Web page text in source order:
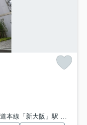
線「新大阪」駅 徒歩8分